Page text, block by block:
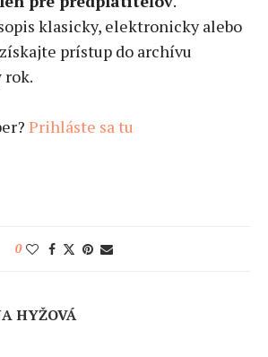
klasicky, elektronicky alebo
prístup do archívu
rok.
Prihláste sa tu
0
HYŽOVÁ